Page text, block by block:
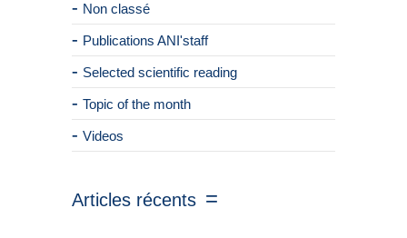
Non classé
Publications ANI'staff
Selected scientific reading
Topic of the month
Videos
Articles récents